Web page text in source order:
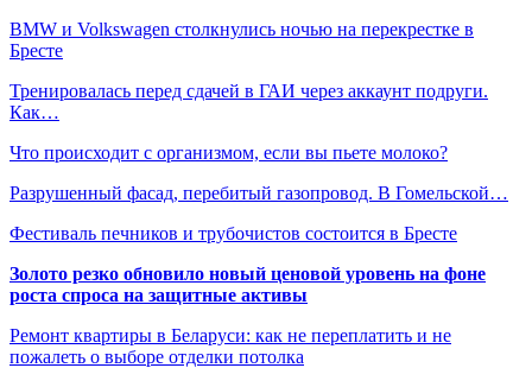
BMW и Volkswagen столкнулись ночью на перекрестке в
Бресте
Тренировалась перед сдачей в ГАИ через аккаунт подруги.
Как…
Что происходит с организмом, если вы пьете молоко?
Разрушенный фасад, перебитый газопровод. В Гомельской…
Фестиваль печников и трубочистов состоится в Бресте
Золото резко обновило новый ценовой уровень на фоне
роста спроса на защитные активы
Ремонт квартиры в Беларуси: как не переплатить и не
пожалеть о выборе отделки потолка